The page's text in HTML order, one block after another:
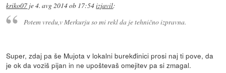
kriko07 je4. avg 2014 ob 17:54izjavil:
Potem vredu,v Merkurju so mi rekl da je tehnično izpravna.
Super, zdaj pa še Mujota v lokalni burekđinici prosi naj ti pove, da
je ok da voziš pijan in ne upoštevaš omejitev pa si zmagal.